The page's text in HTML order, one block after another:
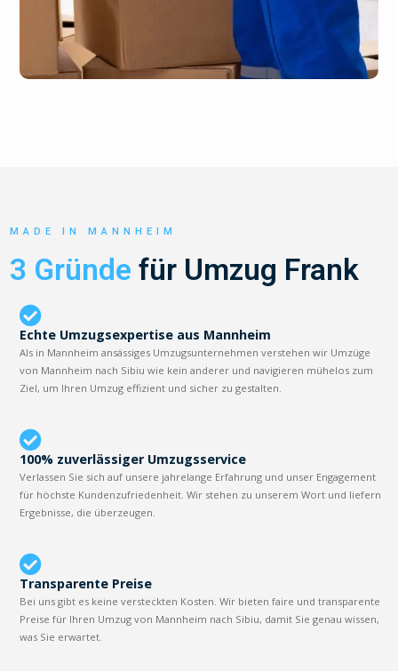
MADE IN MANNHEIM
3 Gründe für Umzug Frank
Echte Umzugsexpertise aus Mannheim
Als in Mannheim ansässiges Umzugsunternehmen verstehen wir Umzüge
von Mannheim nach Sibiu wie kein anderer und navigieren mühelos zum
Ziel, um Ihren Umzug effizient und sicher zu gestalten.
100% zuverlässiger Umzugsservice
Verlassen Sie sich auf unsere jahrelange Erfahrung und unser Engagement
für höchste Kundenzufriedenheit. Wir stehen zu unserem Wort und liefern
Ergebnisse, die überzeugen.
Transparente Preise
Bei uns gibt es keine versteckten Kosten. Wir bieten faire und transparente
Preise für Ihren Umzug von Mannheim nach Sibiu, damit Sie genau wissen,
was Sie erwartet.